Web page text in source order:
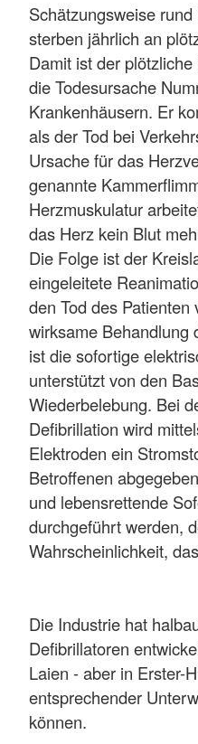
Schätzungsweise
sterben jährlich an
Damit ist der
die Todesursache
Krankenhäusern. Er
als der Tod bei
Ursache für das
genannte
Herzmuskulatur
das Herz kein Blut
Die Folge ist der
eingeleitete
den Tod des
wirksame Behandlung
ist die sofortige
unterstützt von den
Wiederbelebung. Bei
Defibrillation wird
Elektroden ein
Betroffenen
und lebensrettende
durchgeführt werden,
Wahrscheinlichkeit,
Die Industrie hat
Defibrillatoren
Laien - aber in Erster-
entsprechender
können.